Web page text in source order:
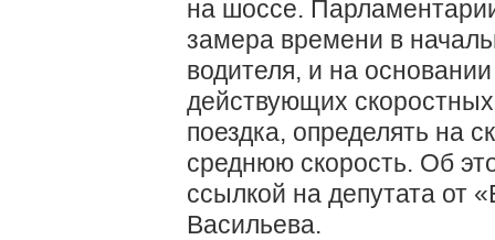
на шоссе.
замера времени в
водителя, и на
действующих
поездка, определять на
среднюю скорость. Об
ссылкой на депутата от
Васильева.